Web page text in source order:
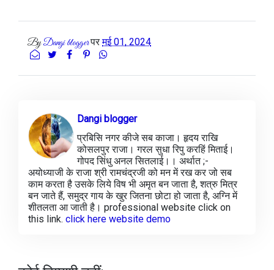
ByDangi bloggerपरमई 01, 2024
Dangi blogger
प्रबिसि नगर कीजे सब काजा। हृदय राखि
कोसलपुर राजा। गरल सुधा रिपु करहिं मिताई।
गोपद सिंधु अनल सितलाई।। अर्थात ;-
अयोध्याजी के राजा श्री रामचंद्रजी को मन में रख कर जो सब
काम करता है उसके लिये विष भी अमृत बन जाता है, शत्रु मित्र
बन जाते हैं, समुद्र गाय के खुर जितना छोटा हो जाता है, अग्नि में
शीतलता आ जाती है। professional website click on
this link. click here website demo